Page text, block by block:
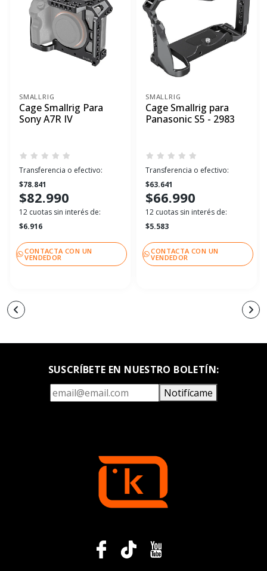
SMALLRIG
Cage Smallrig Para
Sony A7R IV
Transferencia o efectivo:
$78.841
$82.990
12 cuotas sin interés de:
$6.916
CONTACTA CON UN
VENDEDOR
SMALLRIG
Cage Smallrig para
Panasonic S5 - 2983
Transferencia o efectivo:
$63.641
$66.990
12 cuotas sin interés de:
$5.583
CONTACTA CON UN
VENDEDOR
SUSCRÍBETE EN NUESTRO BOLETÍN:
Notifícame